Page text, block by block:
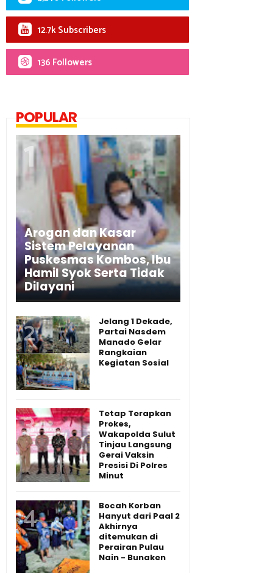
12.7k Subscribers
136 Followers
POPULAR
Arogan dan Kasar
Sistem Pelayanan
Puskesmas Kombos, Ibu
Hamil Syok Serta Tidak
Dilayani
Jelang 1 Dekade,
Partai Nasdem
Manado Gelar
Rangkaian
Kegiatan Sosial
Tetap Terapkan
Prokes,
Wakapolda Sulut
Tinjau Langsung
Gerai Vaksin
Presisi Di Polres
Minut
Bocah Korban
Hanyut dari Paal 2
Akhirnya
ditemukan di
Perairan Pulau
Nain - Bunaken